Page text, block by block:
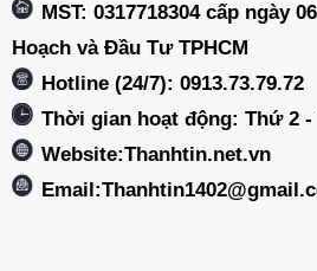
MST: 0317718304 cấp ngày
Hoạch và Đầu Tư TPHCM
Hotline (24/7): 0913.73.79.72
Thời gian hoạt động: Thứ 2 -
Website:Thanhtin.net.vn
Email: